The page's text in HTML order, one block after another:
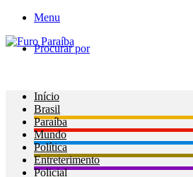
Menu
Procurar por
Início
Brasil
Paraíba
Mundo
Política
Entreterimento
Policial